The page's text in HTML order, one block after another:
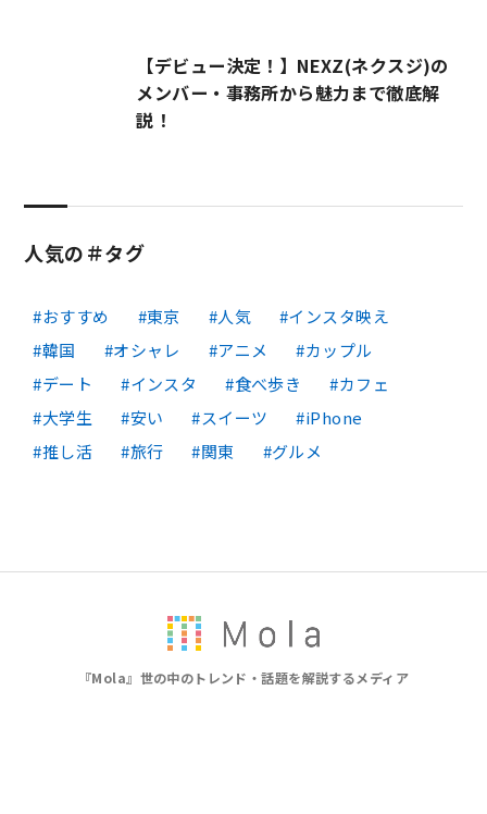
【デビュー決定！】NEXZ(ネクスジ)の
メンバー・事務所から魅力まで徹底解
説！
人気の＃タグ
おすすめ 東京 人気
インスタ映え
韓国
オシャレ アニメ
カップル
デート
インスタ 食べ歩き
カフェ
大学生
安い スイーツ
iPhone
推し活
旅行 関東 グルメ
『Mola』世の中のトレンド・話題を解説するメディア